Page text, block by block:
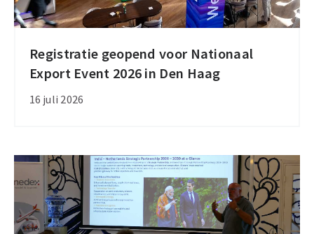
Registratie geopend voor Nationaal
Export Event 2026 in Den Haag
16 juli 2026
Registratie
geopend
voor
Event
2026
in
Den
Haag